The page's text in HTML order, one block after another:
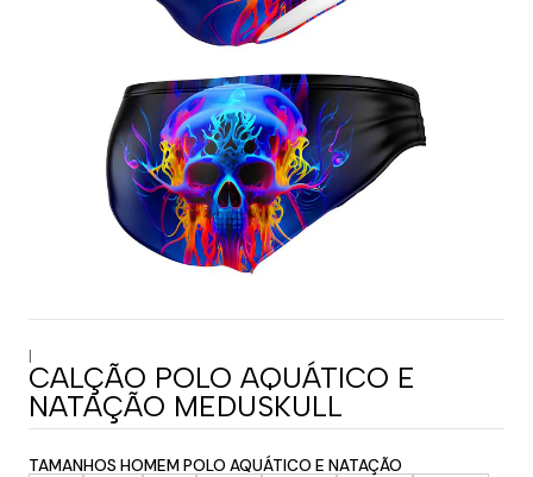
|
CALÇÃO POLO AQUÁTICO E
NATAÇÃO MEDUSKULL
TAMANHOS HOMEM POLO AQUÁTICO E NATAÇÃO